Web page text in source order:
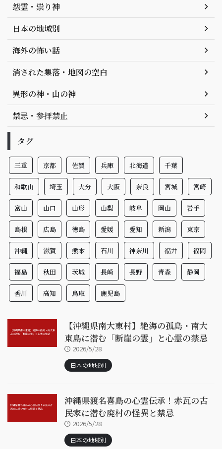
怨霊・祟り神
日本の地域別
海外の怖い話
消された集落・地図の空白
異形の神・山の神
禁忌・参拝禁止
タグ
三重 京都 佐賀 兵庫 北海道 千葉
和歌山 埼玉 大分 大阪 奈良 宮城 宮崎
富山 山口 山形 山梨 岐阜 岡山 岩手
島根 広島 徳島 愛媛 愛知 新潟 東京
沖縄 滋賀 熊本 石川 神奈川 福井 福岡
福島 秋田 茨城 長崎 長野 青森 静岡
香川 高知 鳥取 鹿児島
【沖縄県南大東村】絶海の孤島・南大
東島に潜む「断崖の霊」と心霊の禁忌
2026/5/28
日本の地域別
沖縄県渡名喜島の心霊伝承！赤瓦の古
民家に潜む廃村の怪異と禁忌
2026/5/28
日本の地域別